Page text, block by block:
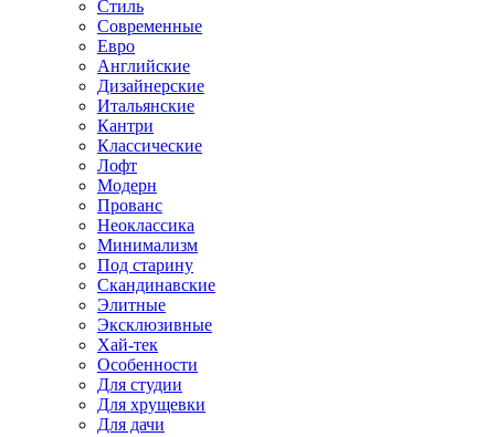
Стиль
Современные
Евро
Английские
Дизайнерские
Итальянские
Кантри
Классические
Лофт
Модерн
Прованс
Неоклассика
Минимализм
Под старину
Скандинавские
Элитные
Эксклюзивные
Хай-тек
Особенности
Для студии
Для хрущевки
Для дачи